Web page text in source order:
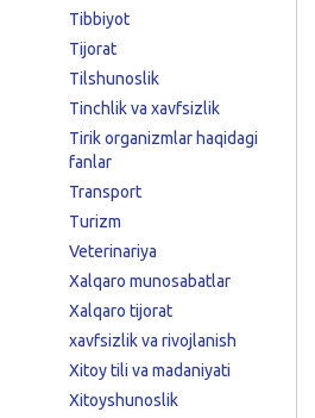
Tibbiyot
Tijorat
Tilshunoslik
Tinchlik va xavfsizlik
Tirik organizmlar haqidagi
fanlar
Transport
Turizm
Veterinariya
Xalqaro munosabatlar
Xalqaro tijorat
xavfsizlik va rivojlanish
Xitoy tili va madaniyati
Xitoyshunoslik